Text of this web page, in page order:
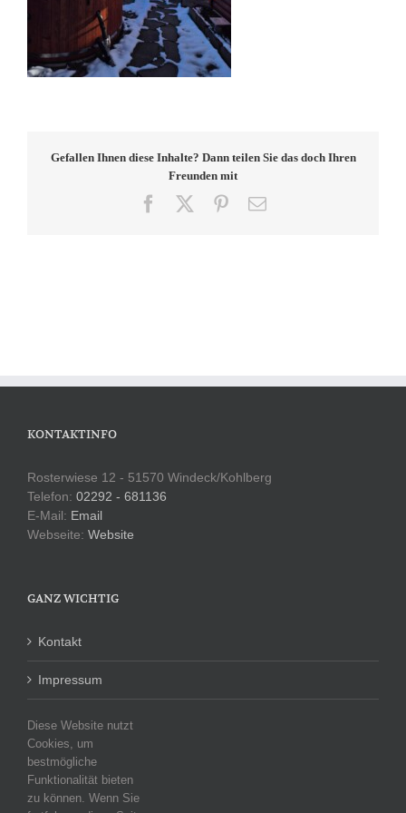
Gefallen Ihnen diese Inhalte? Dann teilen Sie das doch Ihren
Freunden mit
Facebook Pinterest
E-
KONTAKTINFO
Rosterwiese 12 - 51570 Windeck/Kohlberg
Telefon: 02292 - 681136
E-Mail: Email
Webseite: Website
GANZ WICHTIG
Kontakt
Impressum
Datenschutzerklärung
KATEGORIEN
Diese Website nutzt
Cookies, um
bestmögliche
Funktionalität bieten
zu können. Wenn Sie